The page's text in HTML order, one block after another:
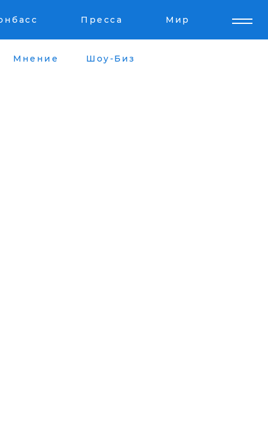
Пресса Мир
Мнение Шоу-Биз